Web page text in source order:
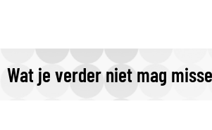
Wat je verder niet mag